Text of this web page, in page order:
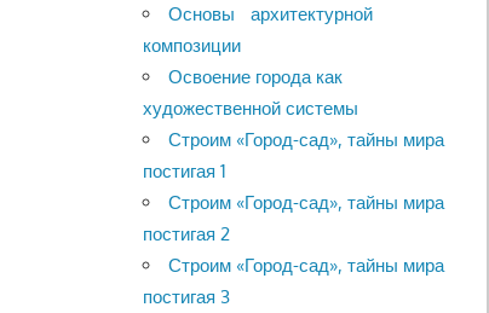
Основы архитектурной
композиции
Освоение города как
художественной системы
Строим «Город-сад», тайны мира
постигая 1
Строим «Город-сад», тайны мира
постигая 2
Строим «Город-сад», тайны мира
постигая 3